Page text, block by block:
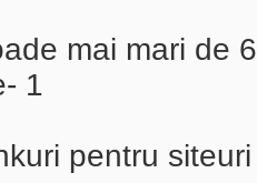
mai mari de
1
pentru